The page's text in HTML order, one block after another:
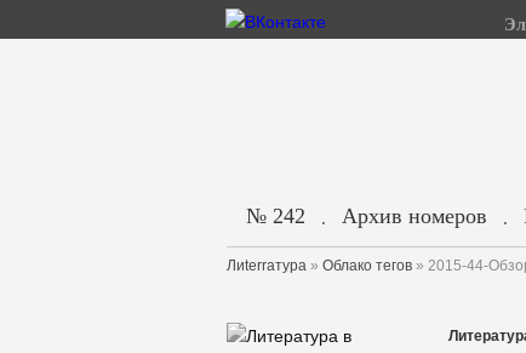
№ 242 . Архив номеров .
Лиterraтура » Облако тегов » 2015-44-